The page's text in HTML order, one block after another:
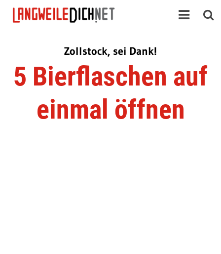
Zollstock, sei Dank!
5 Bierflaschen auf
einmal öffnen